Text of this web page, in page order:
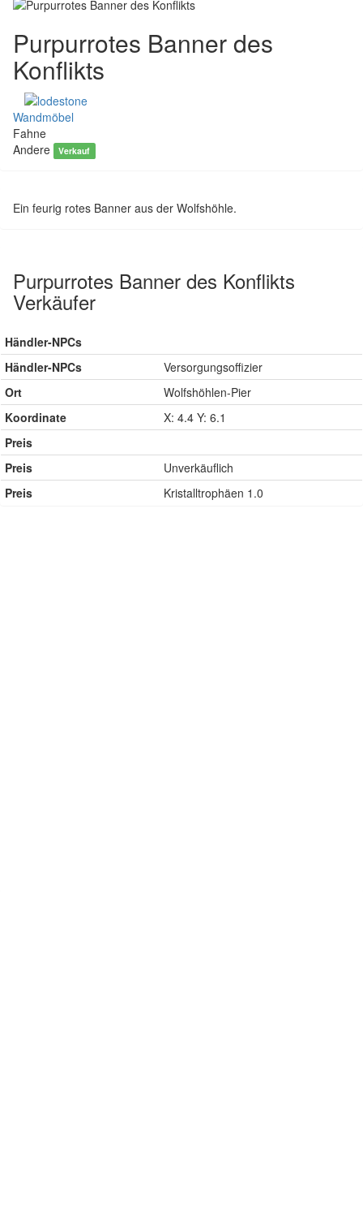
Purpurrotes Banner des
Konflikts
Wandmöbel
Fahne
Andere
Verkauf
Ein feurig rotes Banner aus der Wolfshöhle.
Purpurrotes Banner des Konflikts
Verkäufer
Händler-NPCs
Händler-NPCs
Versorgungsoffizier
Ort
Wolfshöhlen-Pier
Koordinate
X: 4.4 Y: 6.1
Preis
Preis
Unverkäuflich
Preis
Kristalltrophäen 1.0